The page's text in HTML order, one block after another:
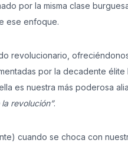
por la misma clase
ese enfoque.
revolucionario,
por la decadente
es nuestra más poderosa
revolución”.
cuando se choca con